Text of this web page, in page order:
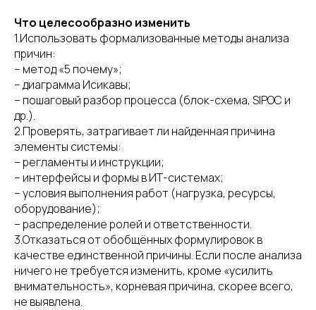
Что целесообразно изменить
1.Использовать формализованные методы анализа
причин:
– метод «5 почему»;
– диаграмма Исикавы;
– пошаговый разбор процесса (блок-схема, SIPOC и
др.).
2.Проверять, затрагивает ли найденная причина
элементы системы:
– регламенты и инструкции;
– интерфейсы и формы в ИТ-системах;
– условия выполнения работ (нагрузка, ресурсы,
оборудование);
– распределение ролей и ответственности.
3.Отказаться от обобщённых формулировок в
качестве единственной причины. Если после анализа
ничего не требуется изменить, кроме «усилить
внимательность», корневая причина, скорее всего,
не выявлена.